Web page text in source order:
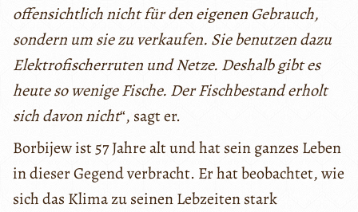
offensichtlich nicht für den eigenen Gebrauch,
sondern um sie zu verkaufen. Sie benutzen dazu
Elektrofischerruten und Netze. Deshalb gibt es
heute so wenige Fische. Der Fischbestand erholt
sich davon nicht“, sagt er.
Borbijew ist 57 Jahre alt und hat sein ganzes Leben
in dieser Gegend verbracht. Er hat beobachtet, wie
sich das Klima zu seinen Lebzeiten stark